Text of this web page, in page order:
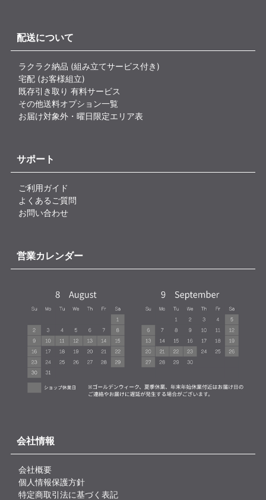
配送について
ラクラク納品 (組み立てサービス付き)
宅配 (お客様組立)
既存引き取り 有料サービス
その他送料オプション一覧
お届け対象外・曜日限定エリア表
サポート
ご利用ガイド
よくあるご質問
お問い合わせ
営業カレンダー
会社情報
会社概要
個人情報保護方針
特定商取引法に基づく表記